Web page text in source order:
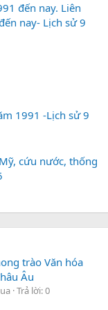
đến nay. Liên
nay- Lịch sử 9
1991 -Lịch sử 9
cứu nước, thống
trào Văn hóa
Âu
Trả lời: 0